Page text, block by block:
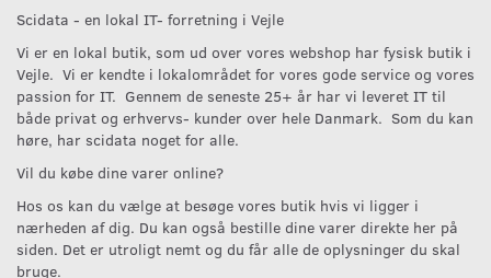
Scidata - en lokal IT- forretning i Vejle
Vi er en lokal butik, som ud over vores webshop har fysisk butik i
Vejle. Vi er kendte i lokalområdet for vores gode service og vores
passion for IT. Gennem de seneste 25+ år har vi leveret IT til
både privat og erhvervs- kunder over hele Danmark. Som du kan
høre, har scidata noget for alle.
Vil du købe dine varer online?
Hos os kan du vælge at besøge vores butik hvis vi ligger i
nærheden af dig. Du kan også bestille dine varer direkte her på
siden. Det er utroligt nemt og du får alle de oplysninger du skal
bruge.